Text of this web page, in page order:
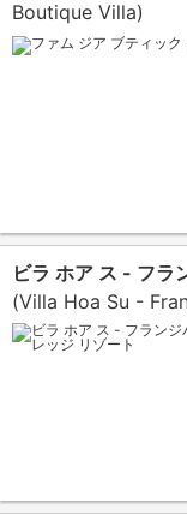
Boutique Villa)
ビラ ホア ス - フラ
(Villa Hoa Su -